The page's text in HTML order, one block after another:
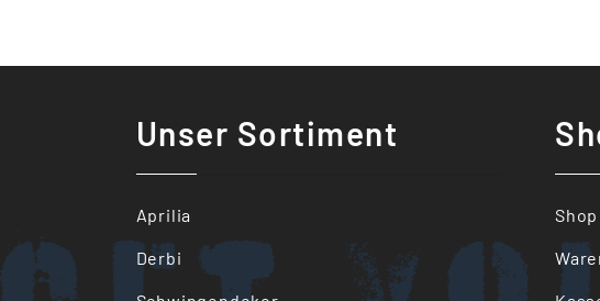
Unser Sortiment
Aprilia
Derbi
Shop